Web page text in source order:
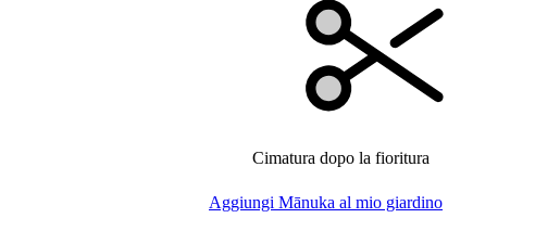
Cimatura dopo la fioritura
Aggiungi Mānuka al mio giardino